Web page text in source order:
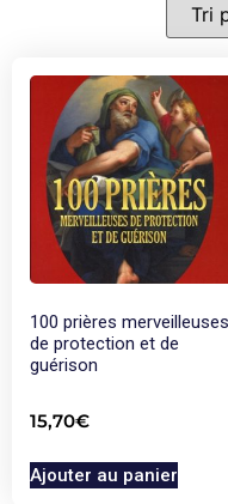
100 prières merveilleuses
de protection et de
guérison
15,70€
Ajouter au panier